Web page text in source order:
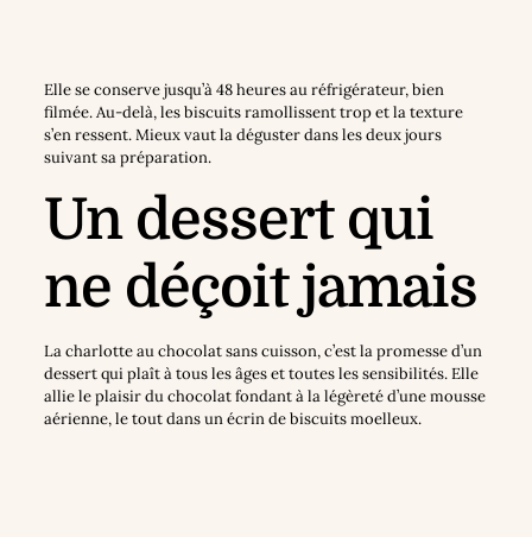
Elle se conserve jusqu’à 48 heures au réfrigérateur, bien
filmée. Au-delà, les biscuits ramollissent trop et la texture
s’en ressent. Mieux vaut la déguster dans les deux jours
suivant sa préparation.
Un dessert qui
ne déçoit jamais
La charlotte au chocolat sans cuisson, c’est la promesse d’un
dessert qui plaît à tous les âges et toutes les sensibilités. Elle
allie le plaisir du chocolat fondant à la légèreté d’une mousse
aérienne, le tout dans un écrin de biscuits moelleux.